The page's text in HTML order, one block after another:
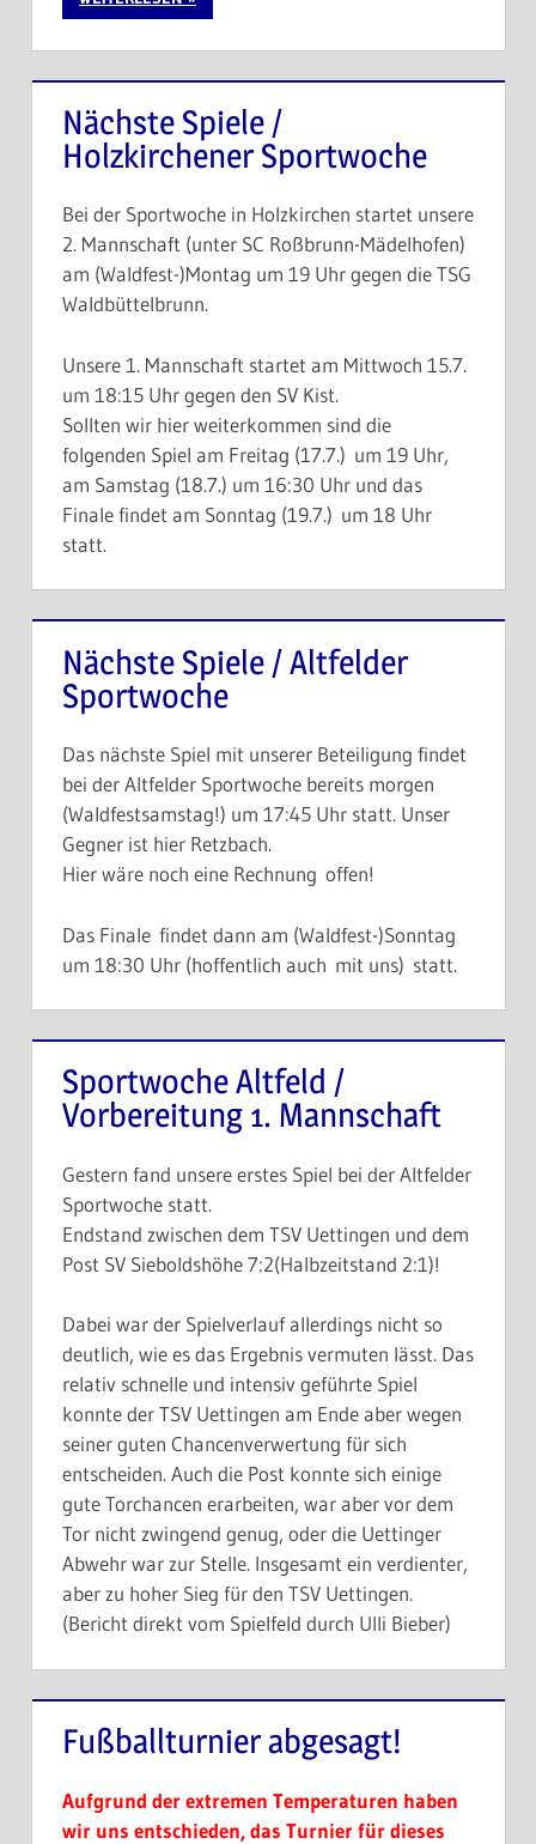
Nächste Spiele /
Holzkirchener Sportwoche
Bei der Sportwoche in Holzkirchen startet unsere
2. Mannschaft (unter SC Roßbrunn-Mädelhofen)
am (Waldfest-)Montag um 19 Uhr gegen die TSG
Waldbüttelbrunn.
Unsere 1. Mannschaft startet am Mittwoch 15.7.
um 18:15 Uhr gegen den SV Kist.
Sollten wir hier weiterkommen sind die
folgenden Spiel am Freitag (17.7.) um 19 Uhr,
am Samstag (18.7.) um 16:30 Uhr und das
Finale findet am Sonntag (19.7.) um 18 Uhr
statt.
Nächste Spiele / Altfelder
Sportwoche
Das nächste Spiel mit unserer Beteiligung findet
bei der Altfelder Sportwoche bereits morgen
(Waldfestsamstag!) um 17:45 Uhr statt. Unser
Gegner ist hier Retzbach.
Hier wäre noch eine Rechnung offen!
Das Finale findet dann am (Waldfest-)Sonntag
um 18:30 Uhr (hoffentlich auch mit uns) statt.
Sportwoche Altfeld /
Vorbereitung 1. Mannschaft
Gestern fand unsere erstes Spiel bei der Altfelder
Sportwoche statt.
Endstand zwischen dem TSV Uettingen und dem
Post SV Sieboldshöhe 7:2(Halbzeitstand 2:1)!
Dabei war der Spielverlauf allerdings nicht so
deutlich, wie es das Ergebnis vermuten lässt. Das
relativ schnelle und intensiv geführte Spiel
konnte der TSV Uettingen am Ende aber wegen
seiner guten Chancenverwertung für sich
entscheiden. Auch die Post konnte sich einige
gute Torchancen erarbeiten, war aber vor dem
Tor nicht zwingend genug, oder die Uettinger
Abwehr war zur Stelle. Insgesamt ein verdienter,
aber zu hoher Sieg für den TSV Uettingen.
(Bericht direkt vom Spielfeld durch Ulli Bieber)
Fußballturnier abgesagt!
Aufgrund der extremen Temperaturen haben
wir uns entschieden, das Turnier für dieses